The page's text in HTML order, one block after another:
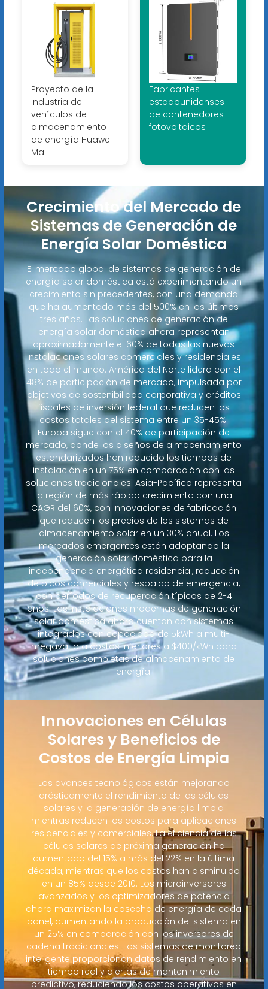
Proyecto de la
industria de
vehículos de
almacenamiento
de energía Huawei
Mali
Fabricantes
estadounidenses
de contenedores
fotovoltaicos
Crecimiento del Mercado de
Sistemas de Generación de
Energía Solar Doméstica
El mercado global de sistemas de generación de
energía solar doméstica está experimentando un
crecimiento sin precedentes, con una demanda
que ha aumentado más del 500% en los últimos
tres años. Las soluciones de generación de
energía solar doméstica ahora representan
aproximadamente el 60% de todas las nuevas
instalaciones solares comerciales y residenciales
en todo el mundo. América del Norte lidera con el
48% de participación de mercado, impulsada por
objetivos de sostenibilidad corporativa y créditos
fiscales de inversión federal que reducen los
costos totales del sistema entre un 35-45%.
Europa sigue con el 40% de participación de
mercado, donde los diseños de almacenamiento
estandarizados han reducido los tiempos de
instalación en un 75% en comparación con las
soluciones tradicionales. Asia-Pacífico representa
la región de más rápido crecimiento con una
CAGR del 60%, con innovaciones de fabricación
que reducen los precios de los sistemas de
almacenamiento solar en un 30% anual. Los
mercados emergentes están adoptando la
generación solar doméstica para la
independencia energética residencial, reducción
de picos comerciales y respaldo de emergencia,
con períodos de recuperación típicos de 2-4
años. Las instalaciones modernas de generación
solar doméstica ahora cuentan con sistemas
integrados con capacidad de 5kWh a multi-
megavatio a costos inferiores a $400/kWh para
soluciones completas de almacenamiento de
energía.
Innovaciones en Células
Solares y Beneficios de
Costos de Energía Limpia
Los avances tecnológicos están mejorando
drásticamente el rendimiento de las células
solares y la generación de energía limpia
mientras reducen los costos para aplicaciones
residenciales y comerciales. La eficiencia de las
células solares de próxima generación ha
aumentado del 15% a más del 22% en la última
década, mientras que los costos han disminuido
en un 85% desde 2010. Los microinversores
avanzados y los optimizadores de potencia
ahora maximizan la cosecha de energía de cada
panel, aumentando la producción del sistema en
un 25% en comparación con los inversores de
cadena tradicionales. Los sistemas de monitoreo
inteligente proporcionan datos de rendimiento en
tiempo real y alertas de mantenimiento
predictivo, reduciendo los costos operativos en